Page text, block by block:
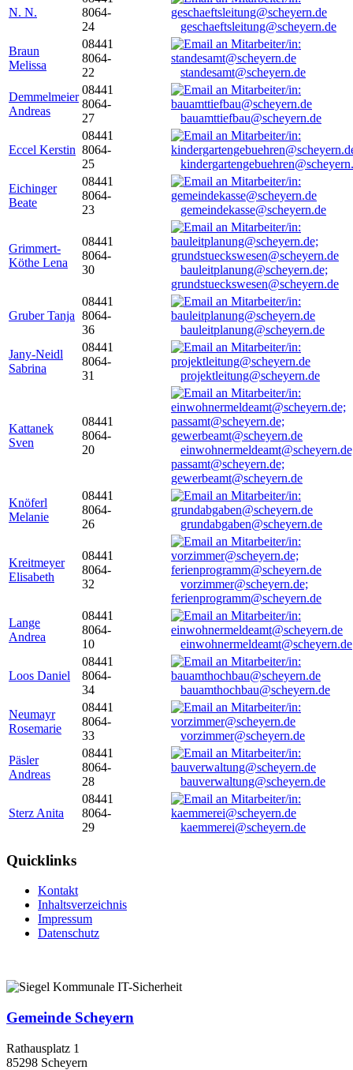
N. N.
8064-
24
geschaeftsleitung@scheyern.de
Braun
Melissa
08441
8064-
22
standesamt@scheyern.de
Demmelmeier
Andreas
08441
8064-
27
bauamttiefbau@scheyern.de
Eccel Kerstin
08441
8064-
25
Eichinger
Beate
08441
8064-
23
gemeindekasse@scheyern.de
Grimmert-
Köthe Lena
08441
8064-
30
bauleitplanung@scheyern.de;
grundstueckswesen@scheyern.de
Gruber Tanja
08441
8064-
36
bauleitplanung@scheyern.de
Jany-Neidl
Sabrina
08441
8064-
31
projektleitung@scheyern.de
Kattanek
Sven
08441
8064-
20
passamt@scheyern.de;
gewerbeamt@scheyern.de
Knöferl
Melanie
08441
8064-
26
grundabgaben@scheyern.de
Kreitmeyer
Elisabeth
08441
8064-
32
vorzimmer@scheyern.de;
ferienprogramm@scheyern.de
Lange
Andrea
08441
8064-
10
einwohnermeldeamt@scheyern.de
Loos Daniel
08441
8064-
34
bauamthochbau@scheyern.de
Neumayr
Rosemarie
08441
8064-
33
vorzimmer@scheyern.de
Päsler
Andreas
08441
8064-
28
bauverwaltung@scheyern.de
Sterz Anita
08441
8064-
29
kaemmerei@scheyern.de
Quicklinks
Kontakt
Inhaltsverzeichnis
Impressum
Datenschutz
Gemeinde Scheyern
Rathausplatz 1
85298 Scheyern